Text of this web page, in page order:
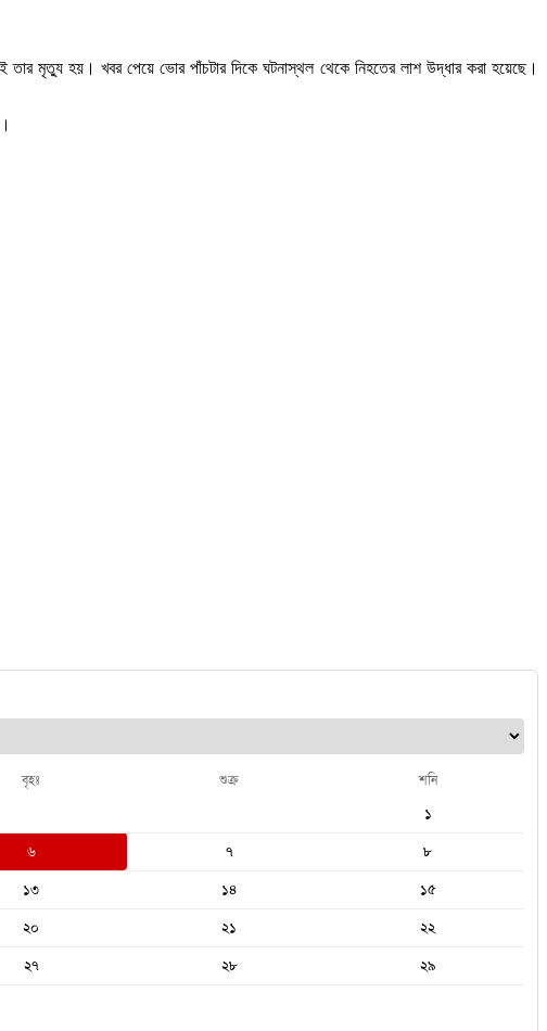
মৃত্যু হয়। খবর পেয়ে ভোর পাঁচটার দিকে ঘটনাস্থল থেকে নিহতের লাশ উদ্ধার করা হয়েছে।
বৃহঃ শুক্র শনি
১
৬ ৭
৮
১৩ ১৪
১৫
২০ ২১
২২
২৭ ২৮
২৯